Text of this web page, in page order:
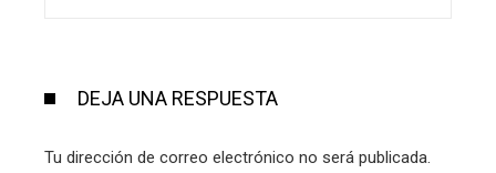
DEJA UNA RESPUESTA
Tu dirección de correo electrónico no será publicada.